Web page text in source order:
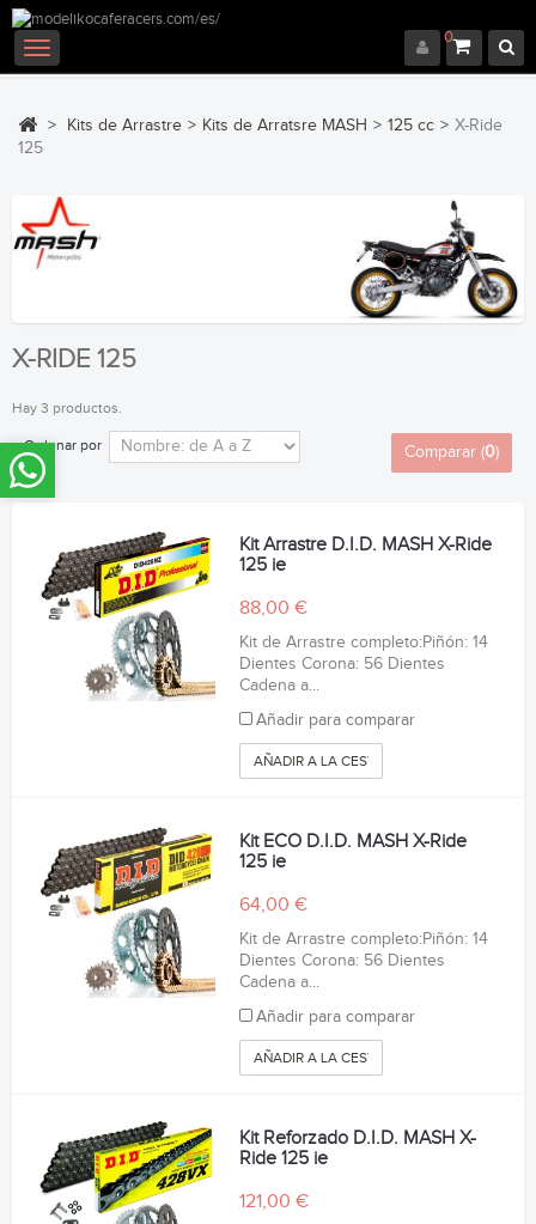
0
Navegación
Toggle
> Kits de Arrastre > Kits de Arratsre MASH > 125 cc > X-Ride
125
X-RIDE 125
Hay 3 productos.
Ordenar por Comparar (0)
Kit Arrastre D.I.D. MASH X-Ride
125 ie
88,00 €
Kit de Arrastre completo:Piñón: 14
Dientes Corona: 56 Dientes
Cadena a...
Añadir para comparar
AÑADIR A LA CESTA
Kit ECO D.I.D. MASH X-Ride
125 ie
64,00 €
Kit de Arrastre completo:Piñón: 14
Dientes Corona: 56 Dientes
Cadena a...
Añadir para comparar
AÑADIR A LA CESTA
Kit Reforzado D.I.D. MASH X-
Ride 125 ie
121,00 €